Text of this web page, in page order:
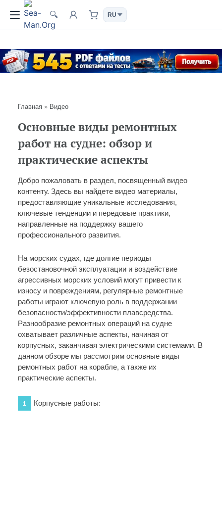
🔍
Главная» Видео
Основные виды ремонтных
работ на судне: обзор и
практические аспекты
Добро пожаловать в раздел, посвященный видео
контенту. Здесь вы найдете видео материалы,
предоставляющие уникальные исследования,
ключевые тенденции и передовые практики,
направленные на поддержку вашего
профессионального развития.
На морских судах, где долгие периоды
безостановочной эксплуатации и воздействие
агрессивных морских условий могут привести к
износу и повреждениям, регулярные ремонтные
работы играют ключевую роль в поддержании
безопасности/эффективности плавсредства.
Разнообразие ремонтных операций на судне
охватывает различные аспекты, начиная от
корпусных, заканчивая электрическими системами. В
данном обзоре мы рассмотрим основные виды
ремонтных работ на корабле, а также их
практические аспекты.
1 Корпусные работы: